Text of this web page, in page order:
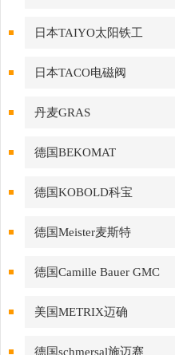
日本TAIYO太阳铁工
日本TACO电磁阀
丹麦GRAS
德国BEKOMAT
德国KOBOLD科宝
德国Meister麦斯特
德国Camille Bauer GMC
美国METRIX迈确
德国schmersal施迈赛